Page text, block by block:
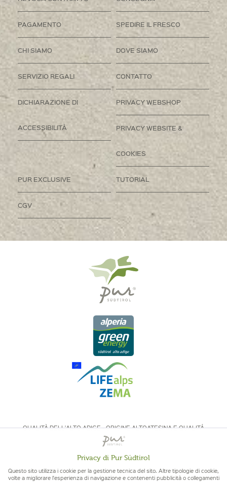
PAGAMENTO SPEDIRE IL FRESCO
CHI SIAMO DOVE SIAMO
SERVIZIO REGALI CONTATTO
DICHIARAZIONE DI
ACCESSIBILITÀ
PRIVACY WEBSHOP
PRIVACY WEBSITE &
COOKIES
PUR EXCLUSIVE TUTORIAL
CGV
QUALITÀ DELL'ALTO ADIGE - ORIGINE ALTOATESINA E QUALITÁ
CONTROLLATA
Privacy di Pur Südtirol
Questo sito utilizza i cookie per la gestione tecnica del sito. Altre tipologie di cookie,
volte a migliorare l'esperienza di navigazione e contenenti pubblicità o collegamenti